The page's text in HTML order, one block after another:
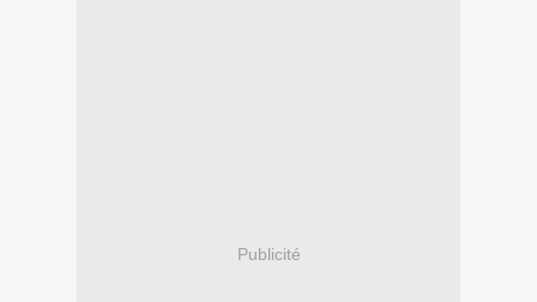
Publicité